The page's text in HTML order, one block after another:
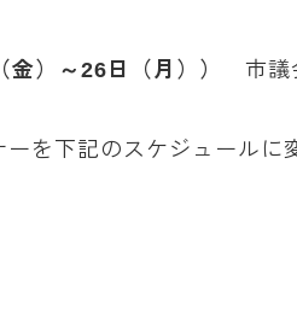
）～26日（月）） 市議
を下記のスケジュールに